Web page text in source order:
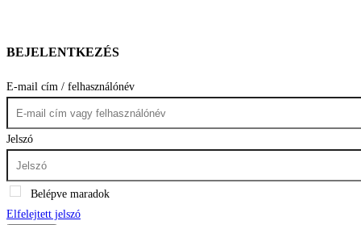
BEJELENTKEZÉS
E-mail cím / felhasználónév
Jelszó
Belépve maradok
Elfelejtett jelszó